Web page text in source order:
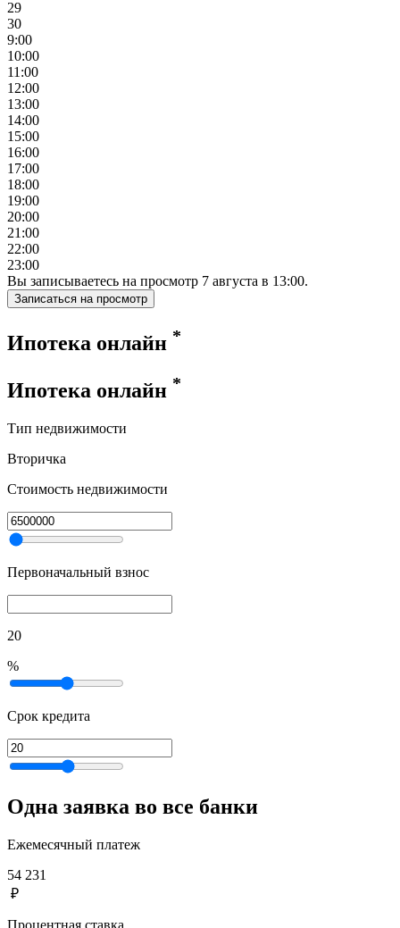
29
30
9:00
10:00
11:00
12:00
13:00
14:00
15:00
16:00
17:00
18:00
19:00
20:00
21:00
22:00
23:00
Вы записываетесь на просмотр 7 августа в 13:00.
Записаться на просмотр
Ипотека онлайн *
Ипотека онлайн *
Тип недвижимости
Вторичка
Стоимость недвижимости
Первоначальный взнос
20
%
Срок кредита
Одна заявка во все банки
Ежемесячный платеж
54 231
₽
Процентная ставка